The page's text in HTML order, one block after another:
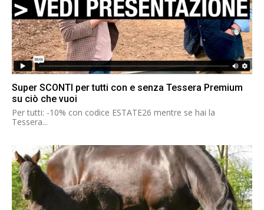
Super SCONTI per tutti con e senza Tessera Premium
su ciò che vuoi
Per tutti: -10% con codice ESTATE26 mentre se hai la
Tessera...